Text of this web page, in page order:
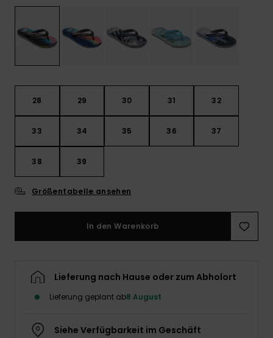
28 29 30 31 32
33 34 35 36 37
38 39
Größentabelle ansehen
In den Warenkorb
Lieferung nach Hause oder zum Abholort
Lieferung geplant ab8 August
Siehe Verfügbarkeit im Geschäft